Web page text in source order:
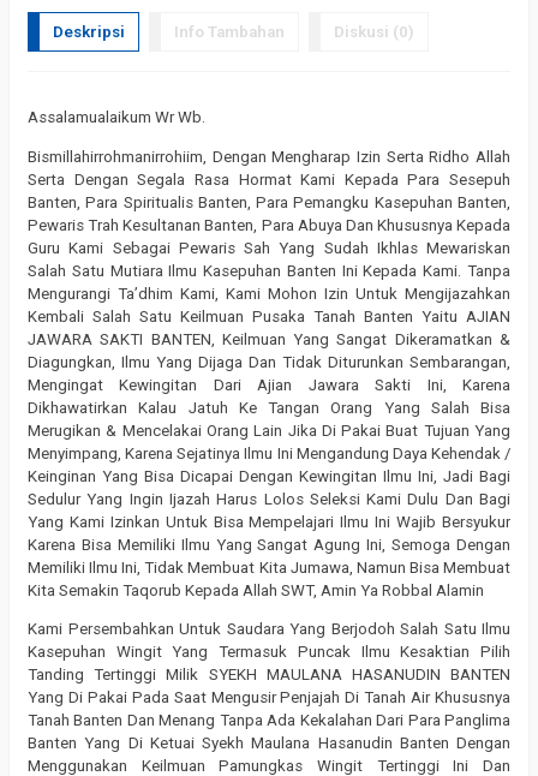
Deskripsi Info Tambahan Diskusi (0)
Assalamualaikum Wr Wb.
Bismillahirrohmanirrohiim, Dengan Mengharap Izin Serta Ridho Allah
Serta Dengan Segala Rasa Hormat Kami Kepada Para Sesepuh
Banten, Para Spiritualis Banten, Para Pemangku Kasepuhan Banten,
Pewaris Trah Kesultanan Banten, Para Abuya Dan Khususnya Kepada
Guru Kami Sebagai Pewaris Sah Yang Sudah Ikhlas Mewariskan
Salah Satu Mutiara Ilmu Kasepuhan Banten Ini Kepada Kami. Tanpa
Mengurangi Ta’dhim Kami, Kami Mohon Izin Untuk Mengijazahkan
Kembali Salah Satu Keilmuan Pusaka Tanah Banten Yaitu AJIAN
JAWARA SAKTI BANTEN, Keilmuan Yang Sangat Dikeramatkan &
Diagungkan, Ilmu Yang Dijaga Dan Tidak Diturunkan Sembarangan,
Mengingat Kewingitan Dari Ajian Jawara Sakti Ini, Karena
Dikhawatirkan Kalau Jatuh Ke Tangan Orang Yang Salah Bisa
Merugikan & Mencelakai Orang Lain Jika Di Pakai Buat Tujuan Yang
Menyimpang, Karena Sejatinya Ilmu Ini Mengandung Daya Kehendak /
Keinginan Yang Bisa Dicapai Dengan Kewingitan Ilmu Ini, Jadi Bagi
Sedulur Yang Ingin Ijazah Harus Lolos Seleksi Kami Dulu Dan Bagi
Yang Kami Izinkan Untuk Bisa Mempelajari Ilmu Ini Wajib Bersyukur
Karena Bisa Memiliki Ilmu Yang Sangat Agung Ini, Semoga Dengan
Memiliki Ilmu Ini, Tidak Membuat Kita Jumawa, Namun Bisa Membuat
Kita Semakin Taqorub Kepada Allah SWT, Amin Ya Robbal Alamin
Kami Persembahkan Untuk Saudara Yang Berjodoh Salah Satu Ilmu
Kasepuhan Wingit Yang Termasuk Puncak Ilmu Kesaktian Pilih
Tanding Tertinggi Milik SYEKH MAULANA HASANUDIN BANTEN
Yang Di Pakai Pada Saat Mengusir Penjajah Di Tanah Air Khususnya
Tanah Banten Dan Menang Tanpa Ada Kekalahan Dari Para Panglima
Banten Yang Di Ketuai Syekh Maulana Hasanudin Banten Dengan
Menggunakan Keilmuan Pamungkas Wingit Tertinggi Ini Dan